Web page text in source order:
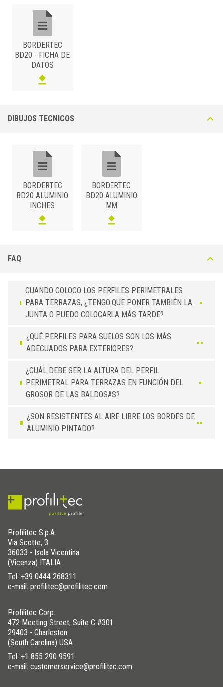
BORDERTEC
BD20 - FICHA DE
DATOS
DIBUJOS TECNICOS
BORDERTEC
BD20 ALUMINIO
INCHES
BORDERTEC
BD20 ALUMINIO
MM
FAQ
CUANDO COLOCO LOS PERFILES PERIMETRALES
PARA TERRAZAS, ¿TENGO QUE PONER TAMBIÉN LA
JUNTA O PUEDO COLOCARLA MÁS TARDE?
¿QUÉ PERFILES PARA SUELOS SON LOS MÁS
ADECUADOS PARA EXTERIORES?
¿CUÁL DEBE SER LA ALTURA DEL PERFIL
PERIMETRAL PARA TERRAZAS EN FUNCIÓN DEL
GROSOR DE LAS BALDOSAS?
¿SON RESISTENTES AL AIRE LIBRE LOS BORDES DE
ALUMINIO PINTADO?
Profilitec S.p.A.
Via Scotte, 3
36033 - Isola Vicentina
(Vicenza) ITALIA
Tel: +39 0444 268311
e-mail: profilitec@profilitec.com
Profilitec Corp.
472 Meeting Street, Suite C #301
29403 - Charleston
(South Carolina) USA
Tel: +1 855 290 9591
e-mail: customerservice@profilitec.com